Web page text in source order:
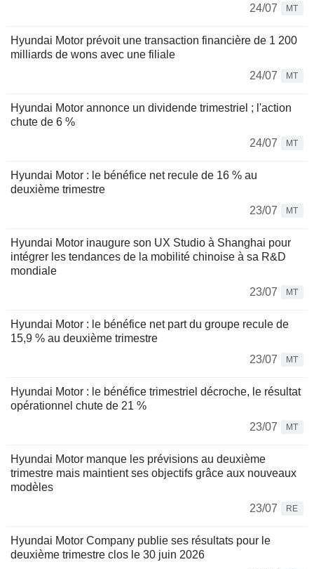
24/07 MT
Hyundai Motor prévoit une transaction financière de 1 200
milliards de wons avec une filiale
24/07
MT
Hyundai Motor annonce un dividende trimestriel ; l'action
chute de 6 %
24/07
MT
Hyundai Motor : le bénéfice net recule de 16 % au
deuxième trimestre
23/07
MT
Hyundai Motor inaugure son UX Studio à Shanghai pour
intégrer les tendances de la mobilité chinoise à sa R&D
mondiale
23/07
MT
Hyundai Motor : le bénéfice net part du groupe recule de
15,9 % au deuxième trimestre
23/07
MT
Hyundai Motor : le bénéfice trimestriel décroche, le résultat
opérationnel chute de 21 %
23/07
MT
Hyundai Motor manque les prévisions au deuxième
trimestre mais maintient ses objectifs grâce aux nouveaux
modèles
23/07
RE
Hyundai Motor Company publie ses résultats pour le
deuxième trimestre clos le 30 juin 2026